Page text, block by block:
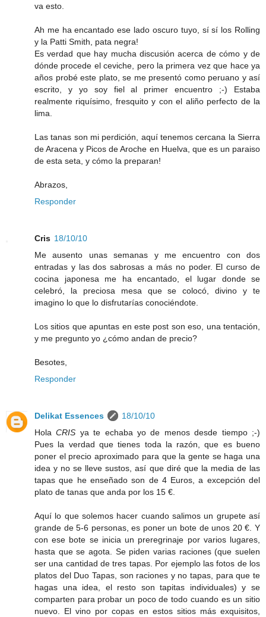
va esto.
Ah me ha encantado ese lado oscuro tuyo, sí sí los Rolling
y la Patti Smith, pata negra!
Es verdad que hay mucha discusión acerca de cómo y de
dónde procede el ceviche, pero la primera vez que hace ya
años probé este plato, se me presentó como peruano y así
escrito, y yo soy fiel al primer encuentro ;-) Estaba
realmente riquísimo, fresquito y con el aliño perfecto de la
lima.
Las tanas son mi perdición, aquí tenemos cercana la Sierra
de Aracena y Picos de Aroche en Huelva, que es un paraiso
de esta seta, y cómo la preparan!
Abrazos,
Responder
Cris 18/10/10
Me ausento unas semanas y me encuentro con dos
entradas y las dos sabrosas a más no poder. El curso de
cocina japonesa me ha encantado, el lugar donde se
celebró, la preciosa mesa que se colocó, divino y te
imagino lo que lo disfrutarías conociéndote.
Los sitios que apuntas en este post son eso, una tentación,
y me pregunto yo ¿cómo andan de precio?
Besotes,
Responder
Delikat Essences
18/10/10
HolaCRIS ya te echaba yo de menos desde tiempo ;-)
Pues la verdad que tienes toda la razón, que es bueno
poner el precio aproximado para que la gente se haga una
idea y no se lleve sustos, así que diré que la media de las
tapas que he enseñado son de 4 Euros, a excepción del
plato de tanas que anda por los 15 €.
Aquí lo que solemos hacer cuando salimos un grupete así
grande de 5-6 personas, es poner un bote de unos 20 €. Y
con ese bote se inicia un preregrinaje por varios lugares,
hasta que se agota. Se piden varias raciones (que suelen
ser una cantidad de tres tapas. Por ejemplo las fotos de los
platos del Duo Tapas, son raciones y no tapas, para que te
hagas una idea, el resto son tapitas individuales) y se
comparten para probar un poco de todo cuando es un sitio
nuevo. El vino por copas en estos sitios más exquisitos,